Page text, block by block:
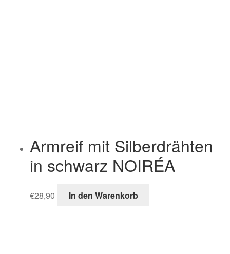
Armreif mit Silberdrähten
in schwarz NOIRÉA
€28,90 In den Warenkorb